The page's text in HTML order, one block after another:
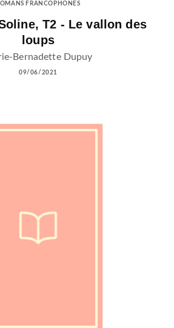
FRANCOPHONES
T2 - Le vallon des
loups
Bernadette Dupuy
09/06/2021